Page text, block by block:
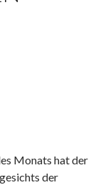
Monats hat der
der